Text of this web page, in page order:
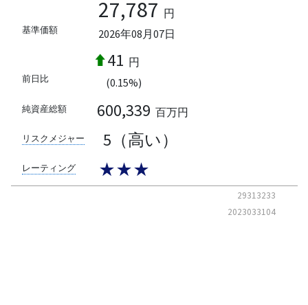
基準価額
27,787 円
2026年08月07日
前日比
41 円
(0.15%)
純資産総額 600,339 百万円
リスクメジャー 5（高い）
レーティング ★★★
29313233
2023033104